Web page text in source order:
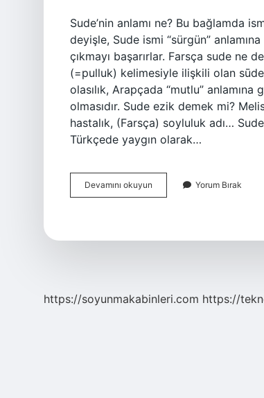
Sude’nin anlamı ne? Bu bağlamda
deyişle, Sude ismi “sürgün”
çıkmayı başarırlar. Farsça sude ne
(=pulluk) kelimesiyle ilişkili olan
olasılık, Arapçada “mutlu”
olmasıdır. Sude ezik demek mi?
hastalık, (Farsça) soyluluk adı…
Türkçede yaygın olarak…
Devamını okuyun
Türkçesi
Yorum Bırak
https://soyunmakabinleri.com https://